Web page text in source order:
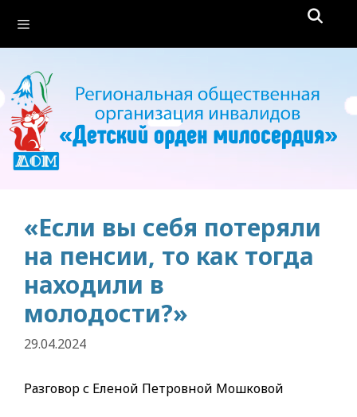
содержимому
«Если вы себя потеряли
на пенсии, то как тогда
находили в
молодости?»
29.04.2024
Разговор с Еленой Петровной Мошковой